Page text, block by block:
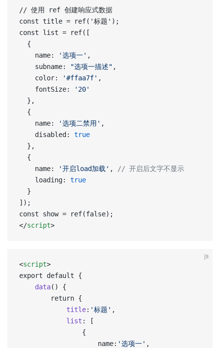
// 使用 ref 创建响应式数据
const title = ref('标题');
const list = ref([
  {
    name:
'选项一' ,
    subname:
"选项一描述" ,
    color:
'#ffaa7f' ,
    fontSize:
'20'
  },
  {
    name:
'选项二禁用' ,
    disabled:
true
  },
  {
    name:
'开启load加载' ,
// 开启后文字不显示
    loading:
true
  }
]);
const show = ref(false);
</script>
js
<script>
export default {
	data
() {
		return {
			title
: '标题' ,
			list
: [
				{
					name:
'选项一' ,